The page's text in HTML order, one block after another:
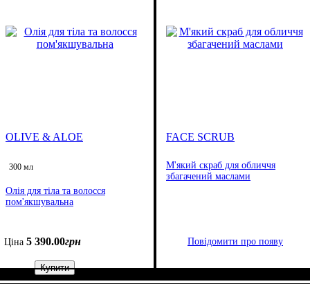
OLIVE & ALOE
300 мл
Олія для тіла та волосся
пом'якшувальна
Ціна 5 390.00грн
Купити
FACE SCRUB
М'який скраб для обличчя
збагачений маслами
Повідомити про появу